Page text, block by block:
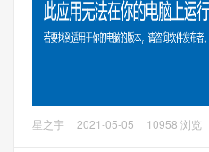
运行sendcmd有2种方法：
2.浏览器访问http://
问题描述：
星之宇 2021-05-05 10958 浏览